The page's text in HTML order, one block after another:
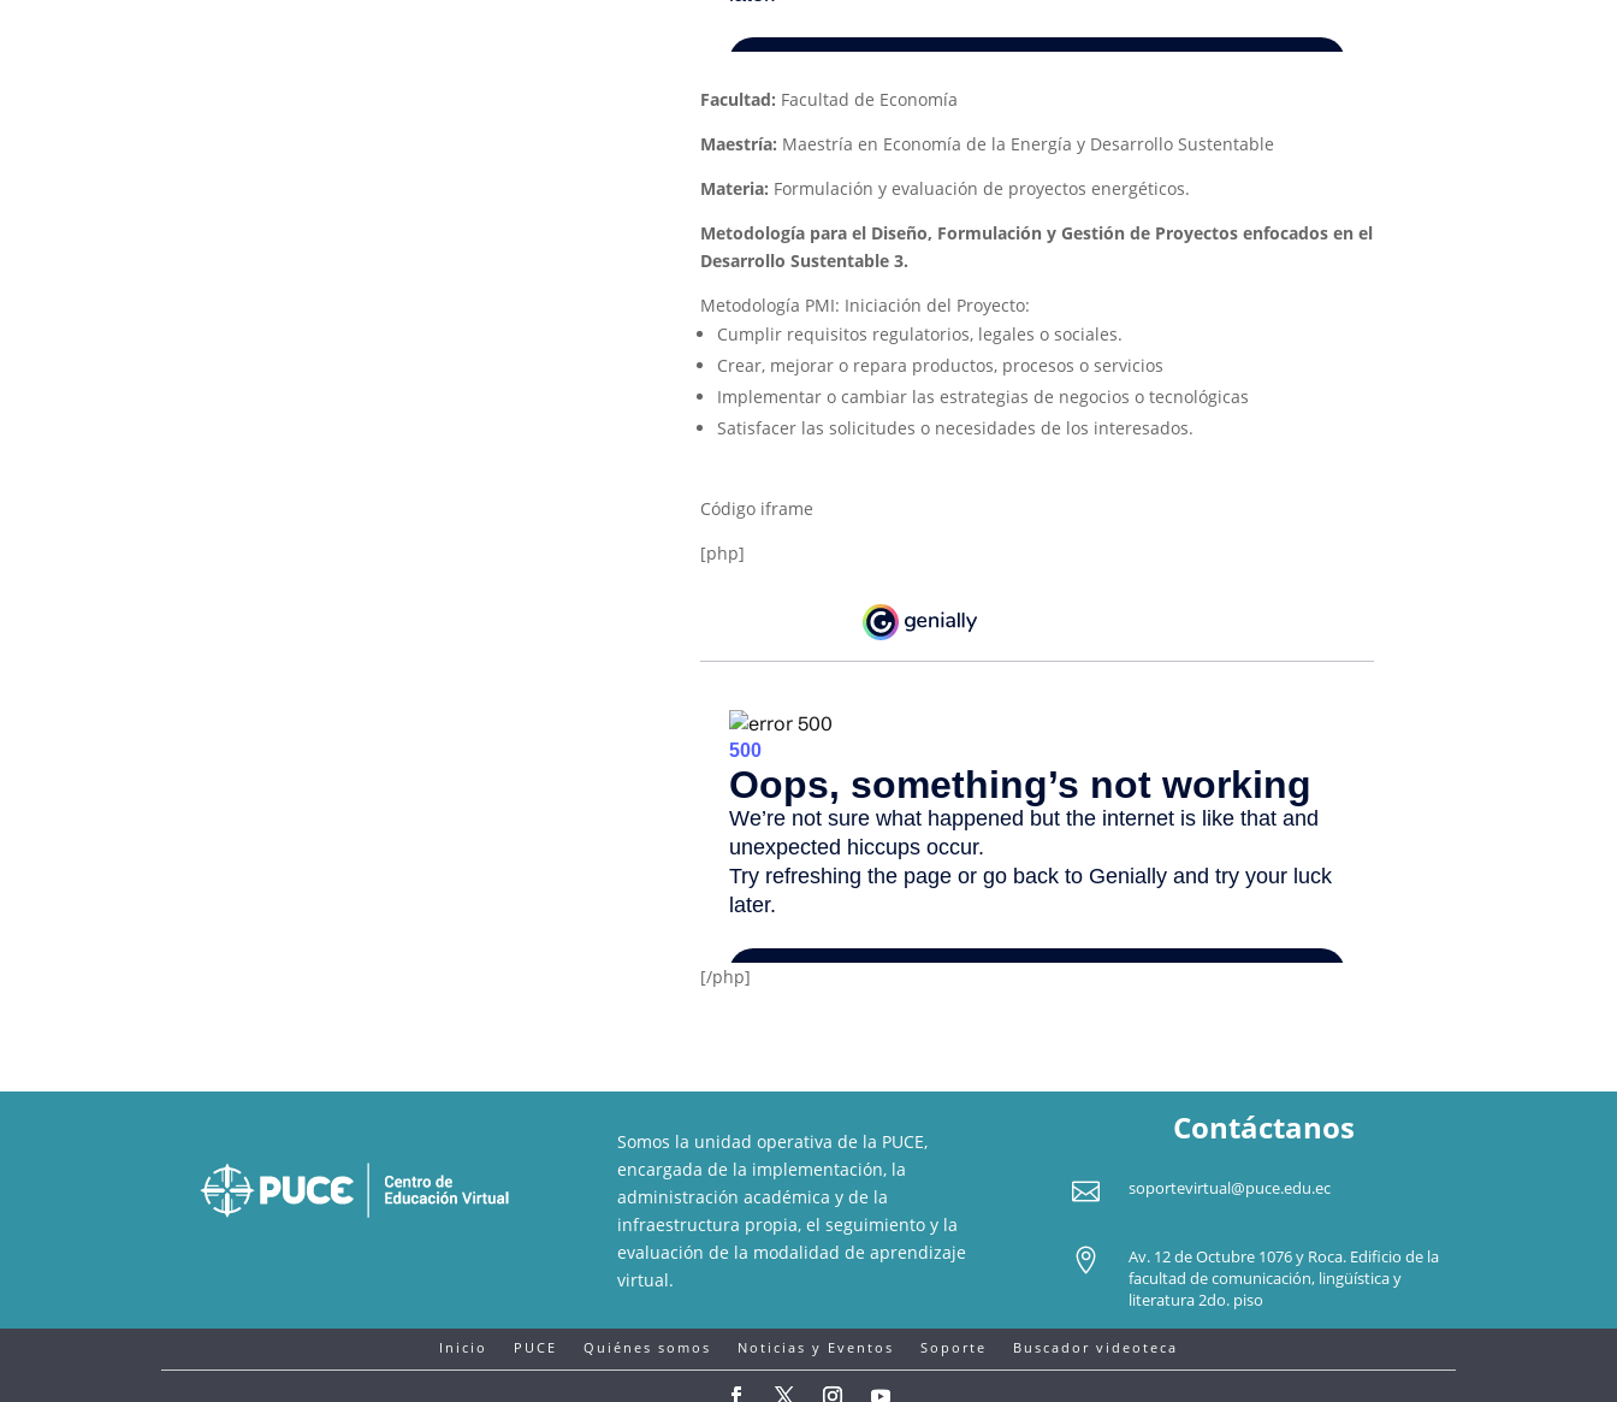
Facultad: Facultad de Economía
Maestría: Maestría en Economía de la Energía y Desarrollo Sustentable
Materia: Formulación y evaluación de proyectos energéticos.
Metodología para el Diseño, Formulación y Gestión de Proyectos enfocados en el
Desarrollo Sustentable 3.
Metodología PMI: Iniciación del Proyecto:
Cumplir requisitos regulatorios, legales o sociales.
Crear, mejorar o repara productos, procesos o servicios
Implementar o cambiar las estrategias de negocios o tecnológicas
Satisfacer las solicitudes o necesidades de los interesados.
Código iframe
[php]
[/php]
Somos la unidad operativa de la PUCE,
encargada de la implementación, la
administración académica y de la
infraestructura propia, el seguimiento y la
evaluación de la modalidad de aprendizaje
virtual.
Contáctanos
 soportevirtual@puce.edu.ec

Av. 12 de Octubre 1076 y Roca. Edificio de la
facultad de comunicación, lingüística y
literatura 2do. piso
Inicio PUCE Quiénes somos Noticias y Eventos Soporte Buscador videoteca